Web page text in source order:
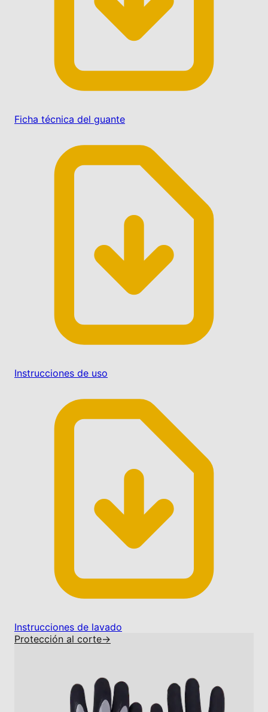
Ficha técnica del guante
Instrucciones de uso
Instrucciones de lavado
Protección al corte→